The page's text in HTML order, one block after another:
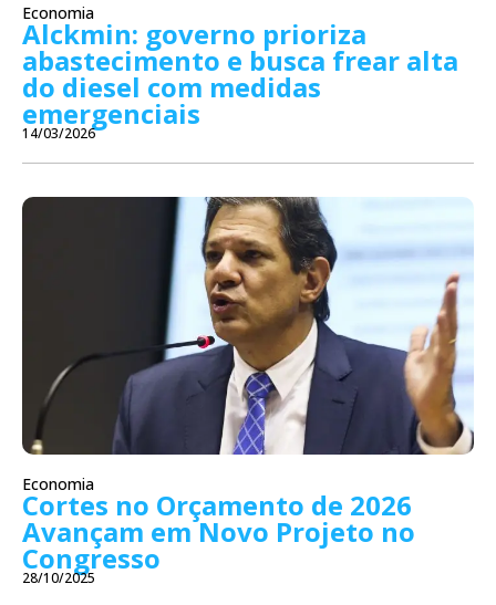
Economia
Alckmin: governo prioriza
abastecimento e busca frear alta
do diesel com medidas
emergenciais
14/03/2026
Economia
Cortes no Orçamento de 2026
Avançam em Novo Projeto no
Congresso
28/10/2025